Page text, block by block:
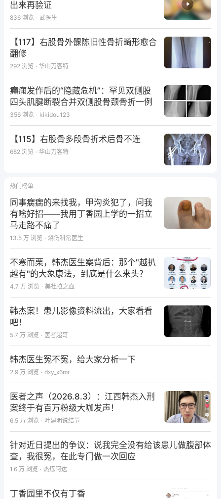
出来再验证
836 浏览 · 武医生
【117】右股骨外髁陈旧性骨折畸形愈合
翻修
292 浏览 · 华山刀客特
癫痫发作后的“隐藏危机”：罕见双侧股
四头肌腱断裂合并双侧股骨颈骨折一例
356 浏览 · kikidou123
【115】右股骨多段骨折术后骨不连
682 浏览 · 华山刀客特
热门榜单
同事瘸瘸的来找我，甲沟炎犯了，问我
有啥好招——我用丁香园上学的一招立
马走路不痛了
13.5 万 浏览 · 烧伤科常医生
不寒而栗，韩杰医生案背后：那个"越扒
越有"的大象康法，到底是什么来头？
4.7 万 浏览 · 美杜拉之血
韩杰案！患儿影像资料流出，大家看看
吧！
5.7 万 浏览 · 医者超哥
韩杰医生冤不冤，给大家分析一下
2.9 万 浏览 · dxy_x6mr
医者之声（2026.8.3）：江西韩杰入刑
案终于有百万粉级大咖发声！
6.5 万 浏览 · 叶建明说结节
针对近日提出的争议：说我完全没有给该患儿做腹部体
查，我很冤，在此专门做一次回应
1.6 万 浏览 · 杰炼阿达
丁香园里不仅有丁香